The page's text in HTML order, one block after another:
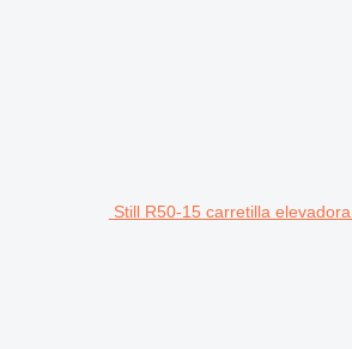
Still R50-15 carretilla